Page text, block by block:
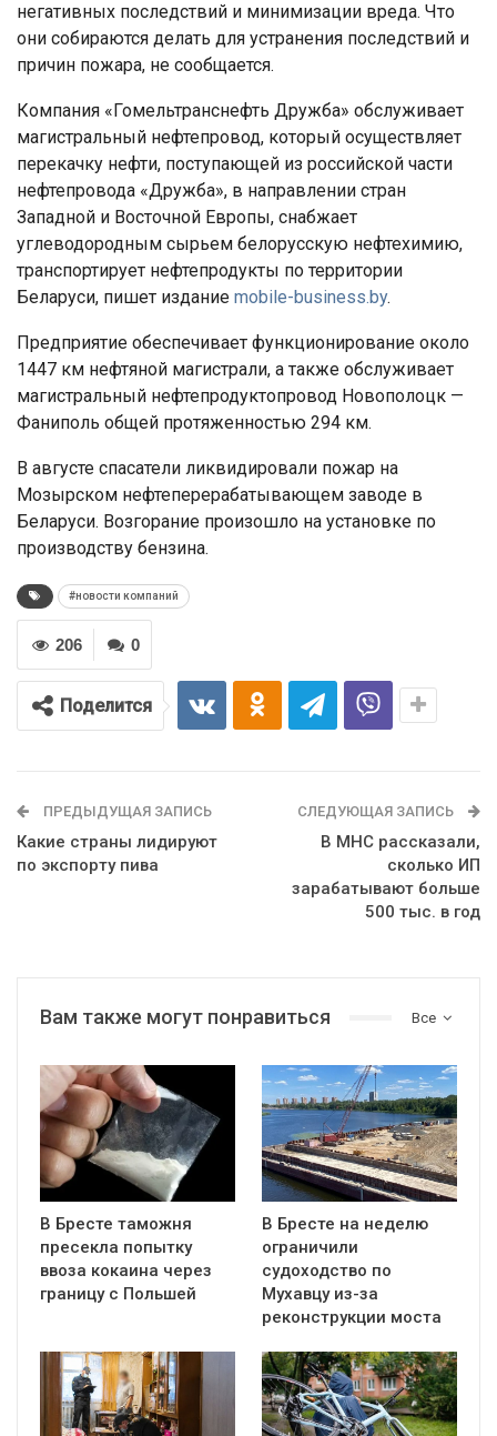
негативных последствий и минимизации вреда. Что
они собираются делать для устранения последствий и
причин пожара, не сообщается.
Компания «Гомельтранснефть Дружба» обслуживает
магистральный нефтепровод, который осуществляет
перекачку нефти, поступающей из российской части
нефтепровода «Дружба», в направлении стран
Западной и Восточной Европы, снабжает
углеводородным сырьем белорусскую нефтехимию,
транспортирует нефтепродукты по территории
Беларуси, пишет издание mobile-business.by.
Предприятие обеспечивает функционирование около
1447 км нефтяной магистрали, а также обслуживает
магистральный нефтепродуктопровод Новополоцк —
Фаниполь общей протяженностью 294 км.
В августе спасатели ликвидировали пожар на
Мозырском нефтеперерабатывающем заводе в
Беларуси. Возгорание произошло на установке по
производству бензина.
#новости компаний
0
206
Поделится
ПРЕДЫДУЩАЯ ЗАПИСЬ
Какие страны лидируют
по экспорту пива
СЛЕДУЮЩАЯ ЗАПИСЬ
В МНС рассказали,
сколько ИП
зарабатывают больше
500 тыс. в год
Все
Вам также могут понравиться
В Бресте таможня
пресекла попытку
ввоза кокаина через
границу с Польшей
В Бресте на неделю
ограничили
судоходство по
Мухавцу из-за
реконструкции моста